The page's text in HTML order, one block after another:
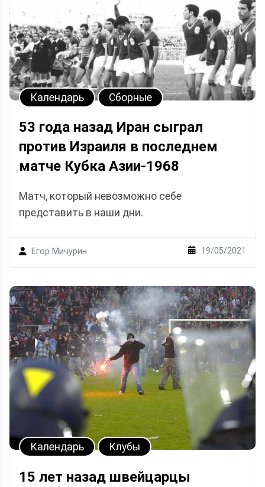
Календарь Сборные
53 года назад Иран сыграл
против Израиля в последнем
матче Кубка Азии-1968
Матч, который невозможно себе
представить в наши дни.
Егор Мичурин 19/05/2021
Календарь Клубы
15 лет назад швейцарцы